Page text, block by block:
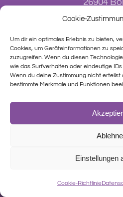
Cookie-
Um dir ein optimales Erlebnis zu bieten,
Cookies, um Geräteinformationen zu
zuzugreifen. Wenn du diesen
wie das Surfverhalten oder eindeutige
Wenn du deine Zustimmung nicht
bestimmte Merkmale und Funktionen
Einstellungen
Cookie-Richtlinie
E-Mail:
Tel.:05953 /
Fax:05953 /
© 2023 Grundschule